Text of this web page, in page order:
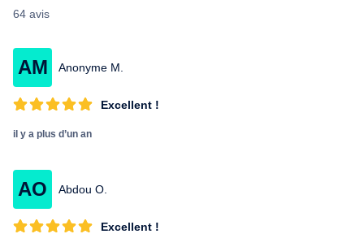
64 avis
AM Anonyme M.
Excellent !
il y a plus d’un an
AO Abdou O.
Excellent !